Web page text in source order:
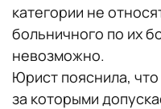
категории не
больничного по их
невозможно.
Юрист пояснила,
за которыми